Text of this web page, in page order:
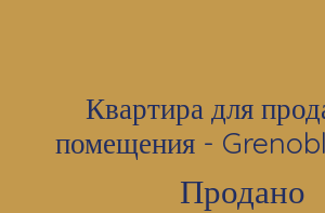
Квартира для
помещения -
Продано